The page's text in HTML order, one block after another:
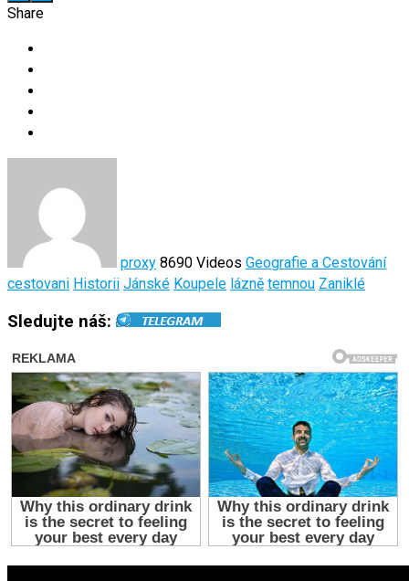
Share
proxy 8690 Videos Geografie a Cestování
cestovani Historii Jánské Koupele lázně temnou Zaniklé
Sledujte náš: